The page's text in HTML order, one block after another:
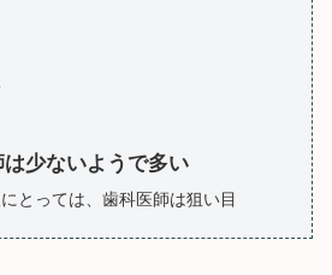
少ないようで多い
とっては、歯科医師は狙い目